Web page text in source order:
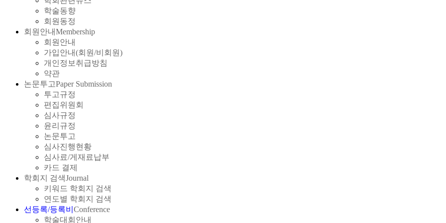
학술동향
회원동정
회원안내Membership
회원안내
가입안내(회원/비회원)
개인정보취급방침
약관
논문투고Paper Submission
투고규정
편집위원회
심사규정
윤리규정
논문투고
심사진행현황
심사료/게재료납부
카드 결제
학회지 검색Journal
키워드 학회지 검색
연도별 학회지 검색
선등록/등록비 Conference
학술대회안내